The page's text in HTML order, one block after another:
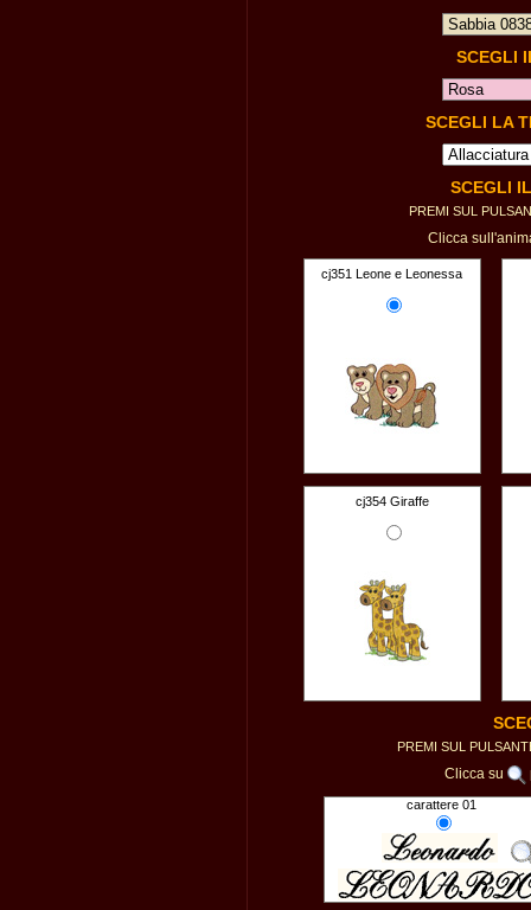
SCEGLI
SCEGLI LA
SCEGLI
PREMI SUL
Clicca
cj351 Leone e Leonessa
cj354 Giraffe
PREMI SUL
Clicca su
carattere 01